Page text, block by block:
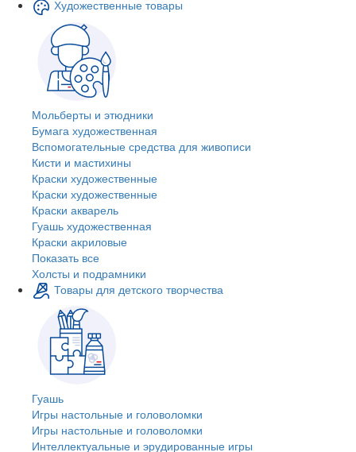
Художественные товары
Мольберты и этюдники
Бумага художественная
Вспомогательные средства для живописи
Кисти и мастихины
Краски художественные
Краски художественные
Краски акварель
Гуашь художественная
Краски акриловые
Показать все
Холсты и подрамники
Товары для детского творчества
Гуашь
Игры настольные и головоломки
Игры настольные и головоломки
Интеллектуальные и эрудированные игры